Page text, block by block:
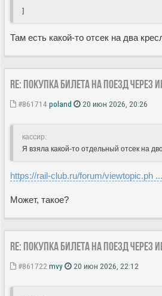
]
Там есть какой-то отсек на два
Re: Покупка билета на поезд через
#861714 poland 20 июн 2026, 20:26
кассир:
Я взяла какой-то отдельный отсек на
https://rail-club.ru/forum/viewtopic.ph
Может, такое?
Re: Покупка билета на поезд через
#861722mvy 20 июн 2026, 22:12